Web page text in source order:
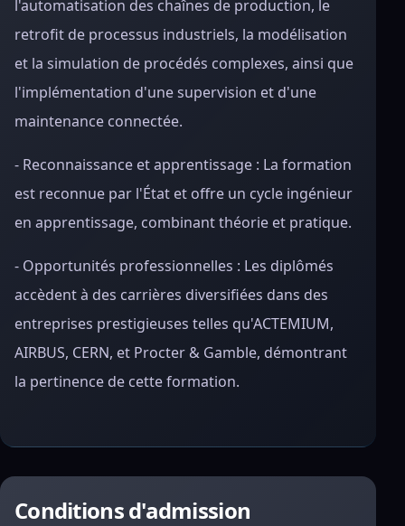
l'automatisation des chaînes de production, le
retrofit de processus industriels, la modélisation
et la simulation de procédés complexes, ainsi que
l'implémentation d'une supervision et d'une
maintenance connectée.
- Reconnaissance et apprentissage : La formation
est reconnue par l'État et offre un cycle ingénieur
en apprentissage, combinant théorie et pratique.
- Opportunités professionnelles : Les diplômés
accèdent à des carrières diversifiées dans des
entreprises prestigieuses telles qu'ACTEMIUM,
AIRBUS, CERN, et Procter & Gamble, démontrant
la pertinence de cette formation.
Conditions d'admission